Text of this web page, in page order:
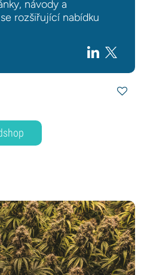
návody a
rozšiřující nabídku